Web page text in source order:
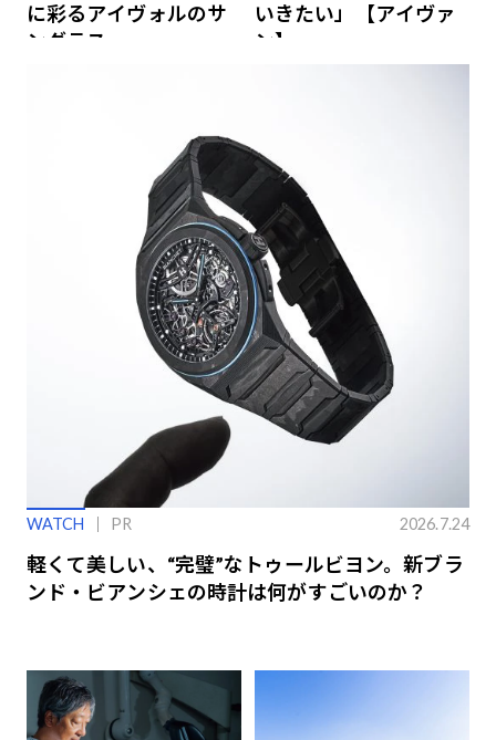
に彩るアイヴォルのサ
ングラス
いきたい」【アイヴァ
ン】
WATCH PR 2026.7.24
軽くて美しい、“完璧”なトゥールビヨン。新ブラ
ンド・ビアンシェの時計は何がすごいのか？